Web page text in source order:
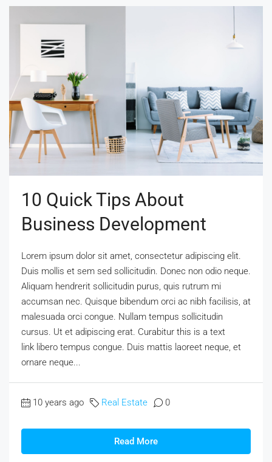
10 Quick Tips About
Business Development
Lorem ipsum dolor sit amet, consectetur adipiscing elit.
Duis mollis et sem sed sollicitudin. Donec non odio neque.
Aliquam hendrerit sollicitudin purus, quis rutrum mi
accumsan nec. Quisque bibendum orci ac nibh facilisis, at
malesuada orci congue. Nullam tempus sollicitudin
cursus. Ut et adipiscing erat. Curabitur this is a text
link libero tempus congue. Duis mattis laoreet neque, et
ornare neque...
10 years ago Real Estate 0
Read More